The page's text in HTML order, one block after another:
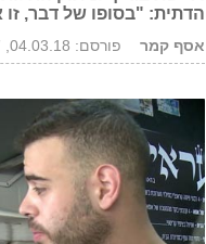
הדתית: "בסופו של דבר, זו
אסף קמר פורסם: 04.03.18, 11:27